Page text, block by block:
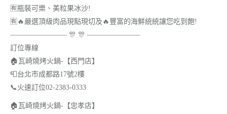
🈶瓶裝可樂、美粒果冰沙!
🈶 🔥 嚴選頂級肉品現點現切及 🔥 豐富的海鮮統統讓您吃到飽!
———————— 🎊 🎊 ———————–
訂位專線
🏠 瓦崎燒烤火鍋-【西門店】
📮 台北市成都路17號2樓
📞火速訂位02-2383-0333
🏠 瓦崎燒烤火鍋-【忠孝店】